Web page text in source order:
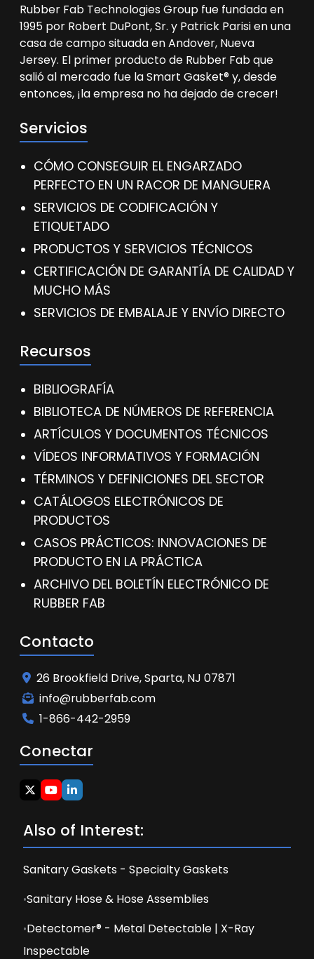
Rubber Fab Technologies Group fue fundada en
1995 por Robert DuPont, Sr. y Patrick Parisi en una
casa de campo situada en Andover, Nueva
Jersey. El primer producto de Rubber Fab que
salió al mercado fue la Smart Gasket® y, desde
entonces, ¡la empresa no ha dejado de crecer!
Servicios
CÓMO CONSEGUIR EL ENGARZADO
PERFECTO EN UN RACOR DE MANGUERA
SERVICIOS DE CODIFICACIÓN Y
ETIQUETADO
PRODUCTOS Y SERVICIOS TÉCNICOS
CERTIFICACIÓN DE GARANTÍA DE CALIDAD Y
MUCHO MÁS
SERVICIOS DE EMBALAJE Y ENVÍO DIRECTO
Recursos
BIBLIOGRAFÍA
BIBLIOTECA DE NÚMEROS DE REFERENCIA
ARTÍCULOS Y DOCUMENTOS TÉCNICOS
VÍDEOS INFORMATIVOS Y FORMACIÓN
TÉRMINOS Y DEFINICIONES DEL SECTOR
CATÁLOGOS ELECTRÓNICOS DE
PRODUCTOS
CASOS PRÁCTICOS: INNOVACIONES DE
PRODUCTO EN LA PRÁCTICA
ARCHIVO DEL BOLETÍN ELECTRÓNICO DE
RUBBER FAB
Contacto
26 Brookfield Drive, Sparta, NJ 07871
info@rubberfab.com
1-866-442-2959
Conectar
Also of Interest:
Sanitary Gaskets - Specialty Gaskets
Sanitary Hose & Hose Assemblies
Detectomer® - Metal Detectable | X-Ray
Inspectable